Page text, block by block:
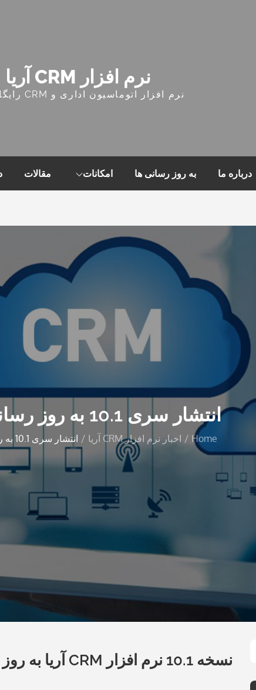
نرم افزار CRM آریا
نرم افزار اتوماسیون اداری و CRM رایگان آریا
درباره ما به روز رسانی ها امکانات مقالات
انتشار سری 10.1 به روز رسانی CRM
Home اخبار نرم افزار CRM آریا انتشار سری 10.1 به روز رسانی CRM
نسخه 10.1 نرم افزار CRM آریا به روز رسانی شد!